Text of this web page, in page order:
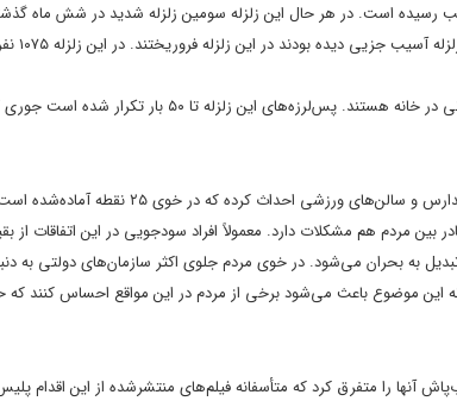
واحد مسکونی شهری و روستایی شده است. همچنین به ۷۰ روستا آسیب رسیده است. در هر حال این زلزله سومین زلزله شدید در
زلزله آخر یعنی زلزله
به غیر روستاها و خانه‌های تخریب‌شده، مردمی که خانه‌هایشان سالم است هم نگران شب‌مانی در خانه هستند. پس‌لرزه‌های این
در خوی مثل همه مناطق سیل‌زده و زلزله‌زده‌ مشکل اسکان است. هلال‌احمر کمپ‌هایی در مدارس و
بین مردم هم مشکلات دارد. معمولاً افراد سودجویی در این اتفاقات از
به بحران می‌شود. در خوی مردم جلوی اکثر سازمان‌های دولتی به
این موضوع باعث می‌شود برخی از مردم در این مواقع احساس کنند که
آنها را متفرق کرد که متأسفانه فیلم‌های منتشرشده از این اقدام